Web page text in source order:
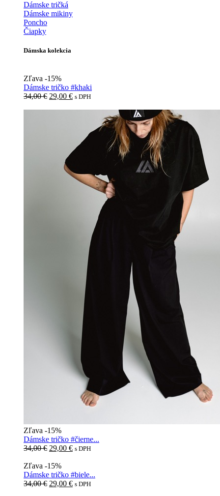
Dámske tričká
Dámske mikiny
Poncho
Čiapky
Dámska kolekcia
Zľava -15%
Dámske tričko #khaki
34,00€ Pôvodná
29,00 €Aktuálna
s DPH
Zľava -15%
Dámske tričko #čierne...
34,00€ Pôvodná
bola:
34,00 €.
29,00 €Aktuálna
29,00 €.
s DPH
Zľava -15%
Dámske tričko #biele...
34,00€ Pôvodná
29,00 €Aktuálna
s DPH